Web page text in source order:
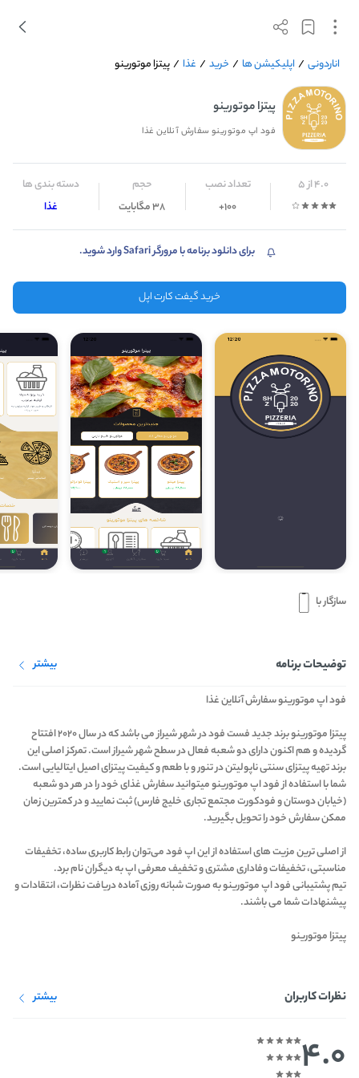
اناردونی / اپلیکیشن ها / خرید / غذا /پیتزا موتورینو
پیتزا موتورینو
فود اپ موتورینو سفارش آنلاین غذا
4.0 از 5 تعداد نصب
100+
حجم
38 مگابایت
دسته بندی ها
غذا
برای دانلود برنامه با مرورگر Safari وارد شوید.
خرید گیفت کارت اپل
سازگار با
توضیحات برنامه بیشتر
فود اپ موتورینو سفارش آنلاین غذا
پیتزا موتورینو برند جدید فست فود در شهر شیراز می باشد که در سال ۲۰۲۰ افتتاح
گردیده و هم اکنون دارای دو شعبه فعال در سطح شهر شیراز است. تمرکز اصلی این
برند تهیه پیتزای سنتی ناپولیتن در تنور و با طعم و کیفیت پیتزای اصیل ایتالیایی است.
شما با استفاده از فود اپ موتورینو میتوانید سفارش غذای خود را در هر دو شعبه
(خیابان دوستان و فودکورت مجتمع تجاری خلیج فارس) ثبت نمایید و در کمترین زمان
ممکن سفارش خود را تحویل بگیرید.
از اصلی ترین مزیت های استفاده از این اپ فود می‌توان رابط کاربری ساده، تخفیفات
مناسبتی، تخفیفات وفاداری مشتری و تخفیف معرفی اپ به دیگران نام برد.
تیم پشتیبانی فود اپ موتورینو به صورت شبانه روزی آماده دریافت نظرات، انتقادات و
پیشنهادات شما می باشند.
پیتزا موتورینو
نظرات کاربران بیشتر
4.0